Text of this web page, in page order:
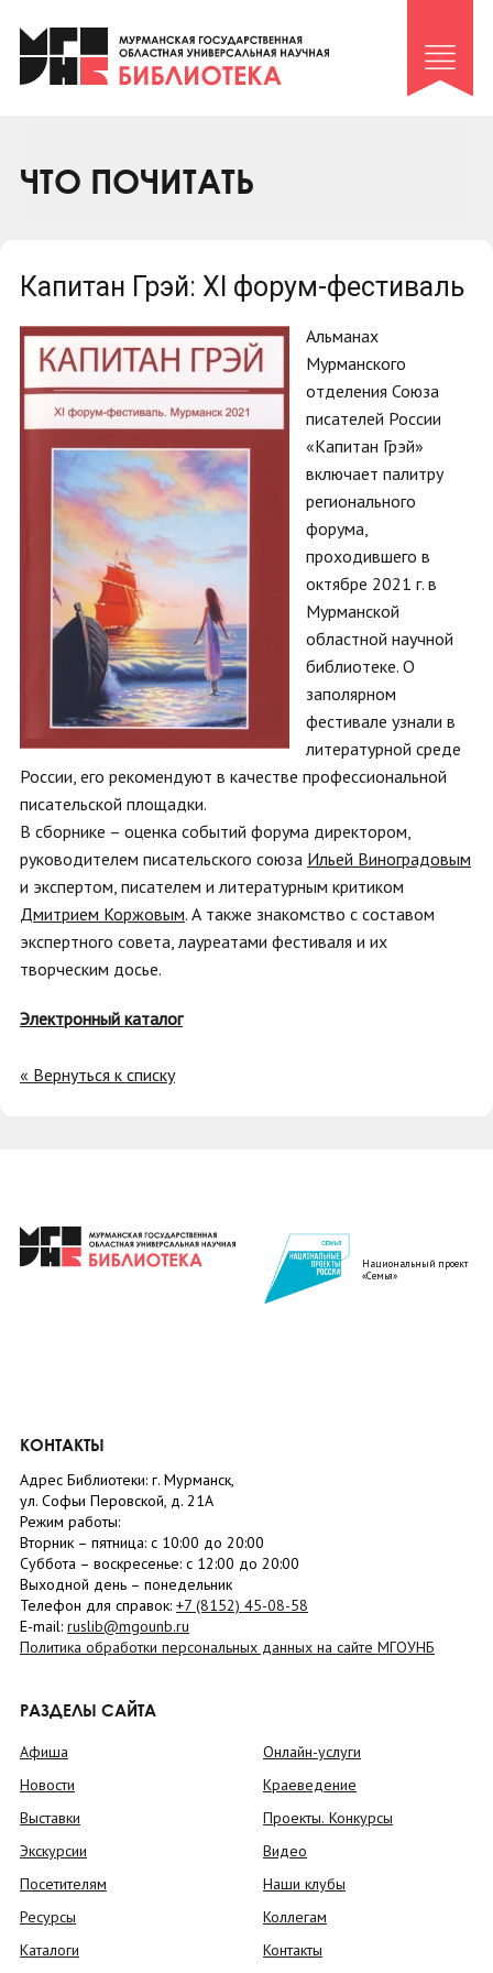
Клуб «Гиря и сельдерей»
Клуб «Семейный архив»
Коллегам
ЧТО ПОЧИТАТЬ
Капитан Грэй: XI форум-фестиваль
Альманах
Мурманского
отделения Союза
писателей России
«Капитан Грэй»
включает палитру
регионального
форума,
проходившего в
октябре 2021 г. в
Мурманской
областной научной
библиотеке. О
заполярном
фестивале узнали в
литературной среде
России, его рекомендуют в качестве профессиональной
писательской площадки.
В сборнике – оценка событий форума директором,
руководителем писательского союза Ильей Виноградовым
и экспертом, писателем и литературным критиком
Дмитрием Коржовым. А также знакомство с составом
экспертного совета, лауреатами фестиваля и их
творческим досье.
Электронный каталог
« Вернуться к списку
Национальный проект
«Семья»
КОНТАКТЫ
Адрес Библиотеки: г. Мурманск,
ул. Софьи Перовской, д. 21А
Режим работы:
Вторник – пятница: с 10:00 до 20:00
Суббота – воскресенье: c 12:00 до 20:00
Выходной день – понедельник
Телефон для справок: +7 (8152) 45-08-58
E-mail: ruslib@mgounb.ru
Политика обработки персональных данных на сайте МГОУНБ
РАЗДЕЛЫ САЙТА
Афиша
Новости
Выставки
Экскурсии
Посетителям
Ресурсы
Каталоги
Онлайн-услуги
Краеведение
Проекты. Конкурсы
Видео
Наши клубы
Коллегам
Контакты